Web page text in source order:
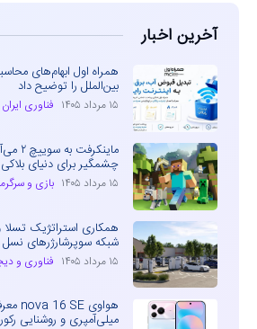
آخرین اخبار
همراه اول ابهام‌های
بین‌الملل را توضیح داد
۱۵ مرداد ۱۴۰۵ فناوری ایران
چشمگیر برای دنیای بلاکی
۱۵ مرداد ۱۴۰۵ بازی و
شبکه سوپرشارژرهای نسل
۱۵ مرداد ۱۴۰۵ فناوری و
میلی‌آمپری و روشنایی رکوردشکن